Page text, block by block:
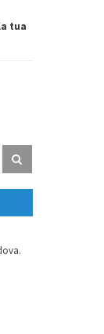
tua